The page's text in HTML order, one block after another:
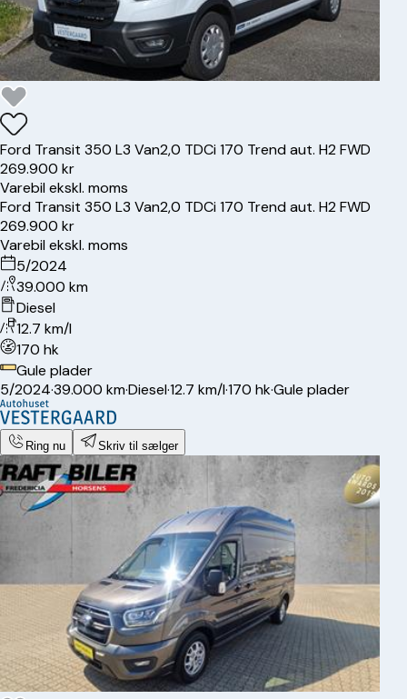
Ford Transit 350 L3 Van2,0 TDCi 170 Trend aut. H2 FWD
269.900 kr
Varebil ekskl. moms
Ford Transit 350 L3 Van2,0 TDCi 170 Trend aut. H2 FWD
269.900 kr
Varebil ekskl. moms
5/2024
39.000 km
Diesel
12.7 km/l
170 hk
Gule plader
5/2024·39.000 km·Diesel·12.7 km/l·170 hk·Gule plader
Ring nu Skriv til sælger